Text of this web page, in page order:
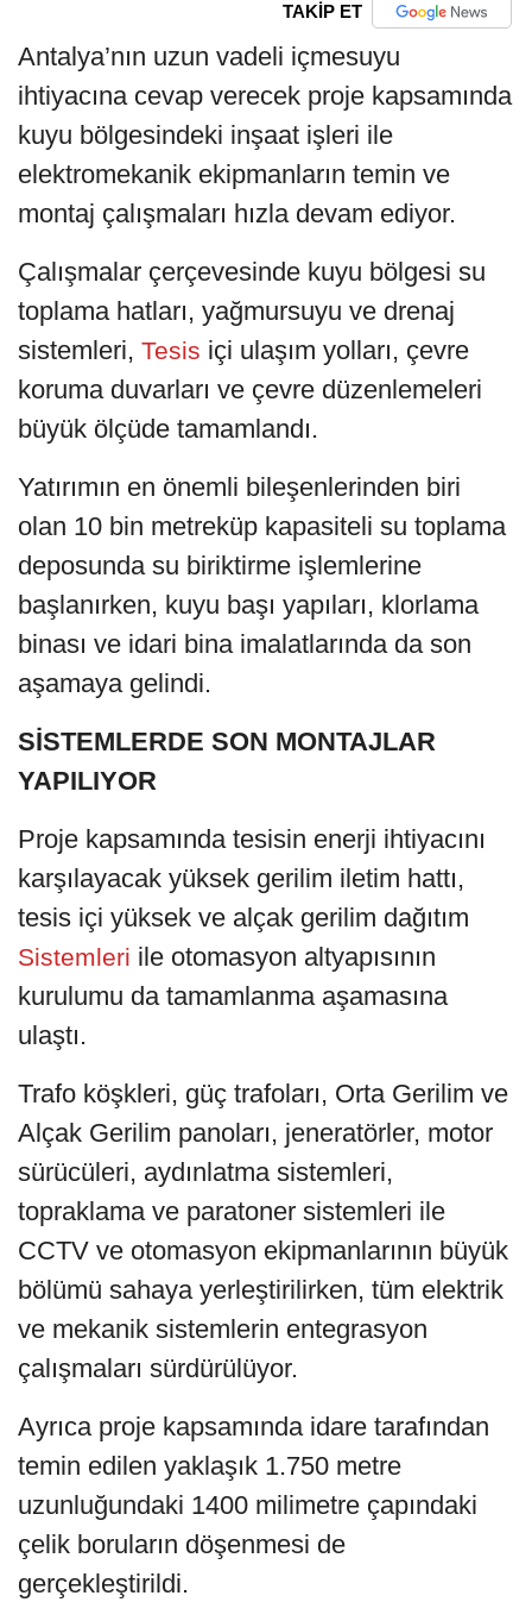
TAKİP ET
Antalya’nın uzun vadeli içmesuyu
ihtiyacına cevap verecek proje kapsamında
kuyu bölgesindeki inşaat işleri ile
elektromekanik ekipmanların temin ve
montaj çalışmaları hızla devam ediyor.
Çalışmalar çerçevesinde kuyu bölgesi su
toplama hatları, yağmursuyu ve drenaj
sistemleri, Tesis içi ulaşım yolları, çevre
koruma duvarları ve çevre düzenlemeleri
büyük ölçüde tamamlandı.
Yatırımın en önemli bileşenlerinden biri
olan 10 bin metreküp kapasiteli su toplama
deposunda su biriktirme işlemlerine
başlanırken, kuyu başı yapıları, klorlama
binası ve idari bina imalatlarında da son
aşamaya gelindi.
SİSTEMLERDE SON MONTAJLAR
YAPILIYOR
Proje kapsamında tesisin enerji ihtiyacını
karşılayacak yüksek gerilim iletim hattı,
tesis içi yüksek ve alçak gerilim dağıtım
Sistemleri ile otomasyon altyapısının
kurulumu da tamamlanma aşamasına
ulaştı.
Trafo köşkleri, güç trafoları, Orta Gerilim ve
Alçak Gerilim panoları, jeneratörler, motor
sürücüleri, aydınlatma sistemleri,
topraklama ve paratoner sistemleri ile
CCTV ve otomasyon ekipmanlarının büyük
bölümü sahaya yerleştirilirken, tüm elektrik
ve mekanik sistemlerin entegrasyon
çalışmaları sürdürülüyor.
Ayrıca proje kapsamında idare tarafından
temin edilen yaklaşık 1.750 metre
uzunluğundaki 1400 milimetre çapındaki
çelik boruların döşenmesi de
gerçekleştirildi.